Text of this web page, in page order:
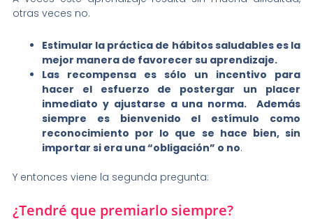
otras veces no.
Estimular la práctica de hábitos saludables es la
mejor manera de favorecer su aprendizaje.
Las recompensa es sólo un incentivo para
hacer el esfuerzo de postergar un placer
inmediato y ajustarse a una norma. Además
siempre es bienvenido el estímulo como
reconocimiento por lo que se hace bien, sin
importar si era una “obligación” o no.
Y entonces viene la segunda pregunta:
¿Tendré que premiarlo siempre?